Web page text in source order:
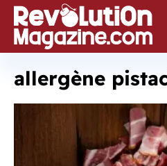
Aller
au
contenu
allergène